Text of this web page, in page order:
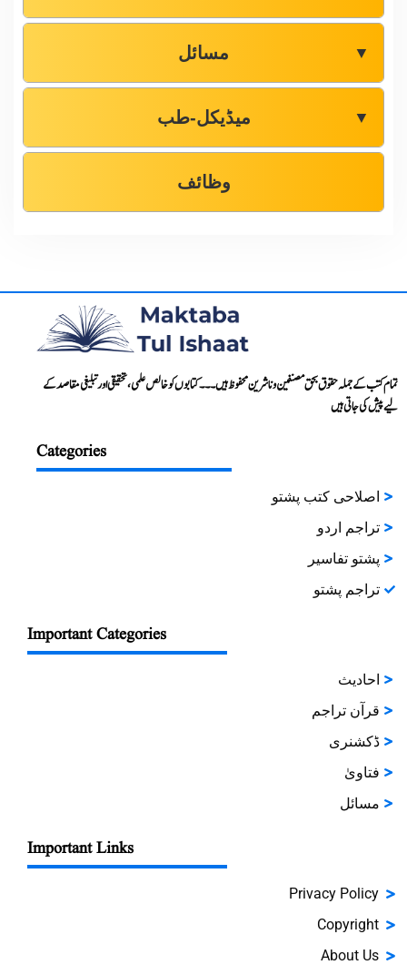
مسائل ▼
میڈیکل-طب ▼
وظائف
تمام کتب کے جملہ حقوق بحق مصنفین و ناشرین محفوظ ہیں۔۔۔ کتابوں کو خالص علمی، تحقیقی اور تبلیغی مقاصد کے
لیے پیش کی جاتی ہیں
Categories
اصلاحی کتب پشتو
تراجم اردو
پشتو تفاسیر
تراجم پشتو
Important Categories
احادیث
قرآن تراجم
ڈکشنری
فتاویٰ
مسائل
Important Links
Privacy Policy
Copyright
About Us